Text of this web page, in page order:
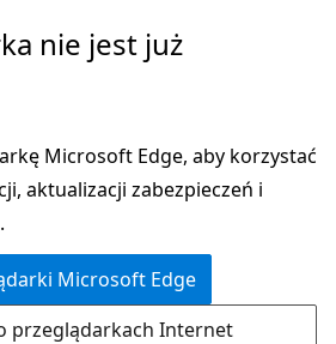
nie jest już
Microsoft Edge, aby korzystać
aktualizacji zabezpieczeń i
Microsoft Edge
przeglądarkach Internet